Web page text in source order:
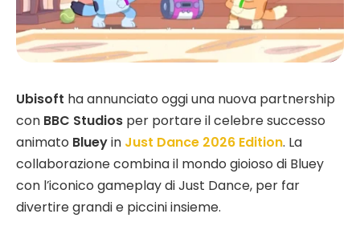
Ubisoft ha annunciato oggi una nuova partnership
con BBC Studios per portare il celebre successo
animato Blueyin Just Dance 2026 Edition. La
collaborazione combina il mondo gioioso di Bluey
con l’iconico gameplay di Just Dance, per far
divertire grandi e piccini insieme.